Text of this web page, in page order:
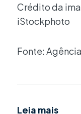
Crédito da
iStockphoto
Fonte:
Leia mais